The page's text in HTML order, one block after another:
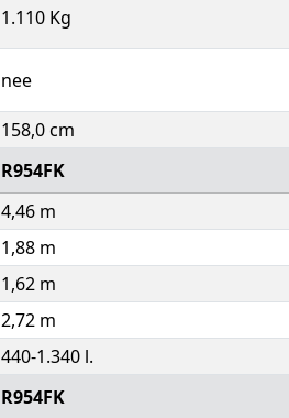
1.110 Kg
nee
158,0 cm
R954FK
4,46 m
1,88 m
1,62 m
2,72 m
440-1.340 l.
R954FK